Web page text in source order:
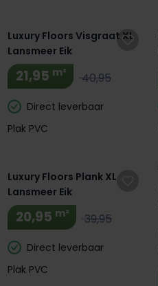
Luxury Floors Visgraat XL
Lansmeer Eik
21,95 m² 40,95
Direct leverbaar
Plak PVC
Luxury Floors Plank XL
Lansmeer Eik
20,95 m² 39,95
Direct leverbaar
Plak PVC